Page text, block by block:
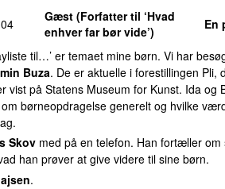
Gæst (Forfatter til ‘Hvad
enhver far bør vide’)
En
til…’ er temaet mine børn. Vi har
Buza. De er aktuelle i forestillingen Pli,
vist på Statens Museum for Kunst. Ida og
børneopdragelse generelt og hvilke
Skov med på en telefon. Han fortæller om
han prøver at give videre til sine børn.
.